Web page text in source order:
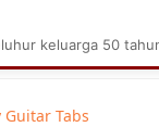
Pabrik Kelapa
Guitar Tabs
keluarga 50